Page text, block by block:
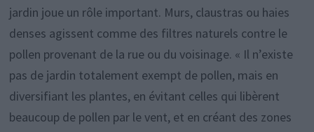
jardin joue un rôle important. Murs, claustras ou haies
denses agissent comme des filtres naturels contre le
pollen provenant de la rue ou du voisinage. « Il n’existe
pas de jardin totalement exempt de pollen, mais en
diversifiant les plantes, en évitant celles qui libèrent
beaucoup de pollen par le vent, et en créant des zones